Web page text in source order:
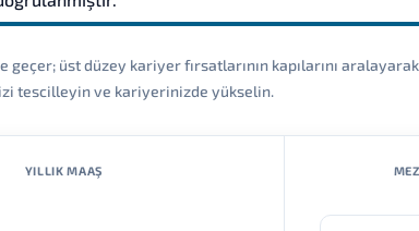
geçer; üst düzey kariyer fırsatlarının kapılarını
tescilleyin ve kariyerinizde yükselin.
YILLIK MAAŞ